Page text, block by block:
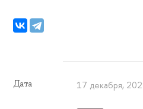
Дата 17 декабря,